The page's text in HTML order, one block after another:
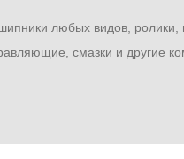
любых видов, ролики,
смазки и другие